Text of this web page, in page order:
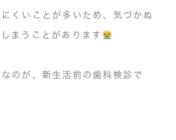
くいことが多い ため、気づかぬ
まうことがあります
のが、 新生活前の歯科検診 で